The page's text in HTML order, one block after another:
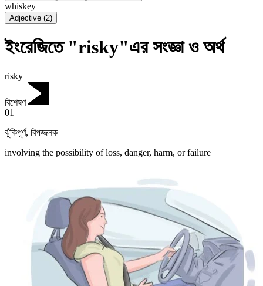
whiskey
Adjective (2)
ইংরেজিতে "risky"এর সংজ্ঞা ও অর্থ
risky
বিশেষণ
01
ঝুঁকিপূর্ণ, বিপজ্জনক
involving the possibility of loss, danger, harm, or failure